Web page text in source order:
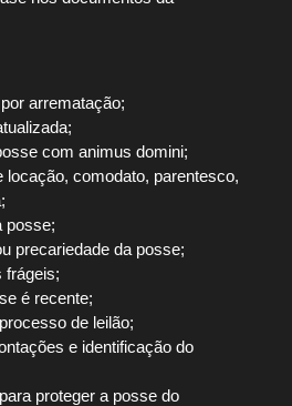
arrematação;
com animus domini;
locação, comodato, parentesco,
posse;
precariedade da posse;
frágeis;
é recente;
de leilão;
e identificação do
proteger a posse do